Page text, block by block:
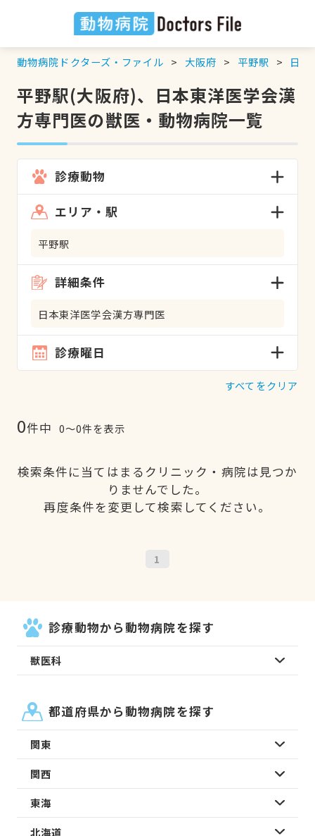
動物病院ドクターズ・ファイル 大阪府 平野駅 日本
平野駅(大阪府)、日本東洋医学会漢
方専門医の獣医・動物病院一覧
診療動物
エリア・駅
平野駅
詳細条件
日本東洋医学会漢方専門医
診療曜日
すべてをクリア
0件中 0〜0件を表示
検索条件に当てはまるクリニック・病院は見つか
りませんでした。
再度条件を変更して検索してください。
1
診療動物から動物病院を探す
獣医科
都道府県から動物病院を探す
関東
関西
東海
北海道